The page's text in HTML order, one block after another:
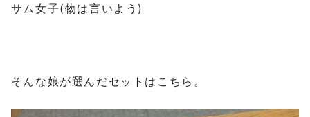
サム女子(物は言いよう)
そんな娘が選んだセットはこちら。